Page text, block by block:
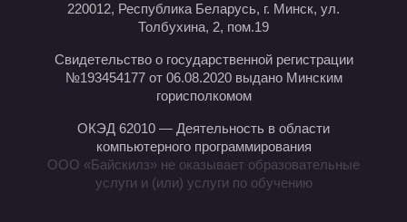
220012, Республика Беларусь, г. Минск, ул.
Толбухина, 2, пом.19
Свидетельство о государственной регистрации
№193454177 от 06.08.2020 выдано Минским
горисполкомом
ОКЭД 62010 — Деятельность в области
компьютерного программирования
ООО «Байскилз» не оказывает образовательные
услуги и (или) услуги по обучению